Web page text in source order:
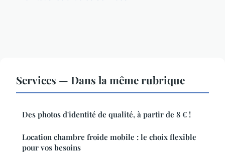
Services — Dans la même rubrique
Des photos d'identité de qualité, à partir de 8 € !
Location chambre froide mobile : le choix flexible
pour vos besoins